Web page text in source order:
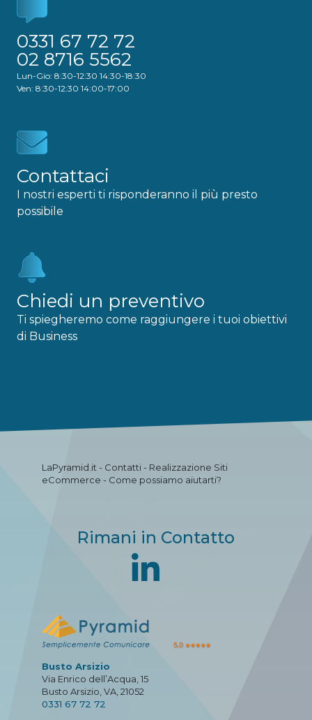
0331 67 72 72
02 8716 5562
Lun-Gio: 8:30-12:30 14:30-18:30
Ven: 8:30-12:30 14:00-17:00
Contattaci
I nostri esperti ti risponderanno il più presto
possibile
Chiedi un preventivo
Ti spiegheremo come raggiungere i tuoi obiettivi
di Business
LaPyramid.it - Contatti - Realizzazione Siti
eCommerce - Come possiamo aiutarti?
Rimani in Contatto
Busto Arsizio
Via Enrico dell’Acqua, 15
Busto Arsizio, VA, 21052
0331 67 72 72